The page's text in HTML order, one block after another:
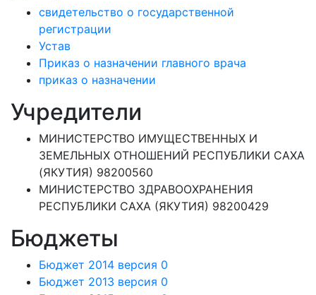
свидетельство о государственной
регистрации
Устав
Приказ о назначении главного врача
приказ о назначении
Учредители
МИНИСТЕРСТВО ИМУЩЕСТВЕННЫХ И
ЗЕМЕЛЬНЫХ ОТНОШЕНИЙ РЕСПУБЛИКИ САХА
(ЯКУТИЯ) 98200560
МИНИСТЕРСТВО ЗДРАВООХРАНЕНИЯ
РЕСПУБЛИКИ САХА (ЯКУТИЯ) 98200429
Бюджеты
Бюджет 2014 версия 0
Бюджет 2013 версия 0